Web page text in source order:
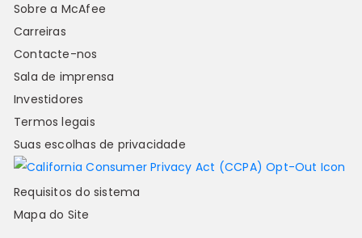
Sobre a McAfee
Carreiras
Contacte-nos
Sala de imprensa
Investidores
Termos legais
Suas escolhas de privacidade
Requisitos do sistema
Mapa do Site